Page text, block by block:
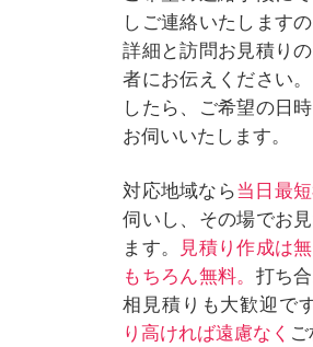
しご連絡いたします
詳細と訪問お見積り
者にお伝えください
したら、ご希望の日
お伺いいたします。
対応地域なら当日最
伺いし、その場でお
ます。 見積り作成は
もちろん無料。 打ち
相見積りも大歓迎です
り高ければ遠慮なく